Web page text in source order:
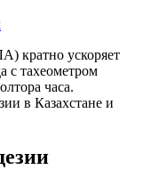
кратно ускоряет
с тахеометром
часа.
в Казахстане и